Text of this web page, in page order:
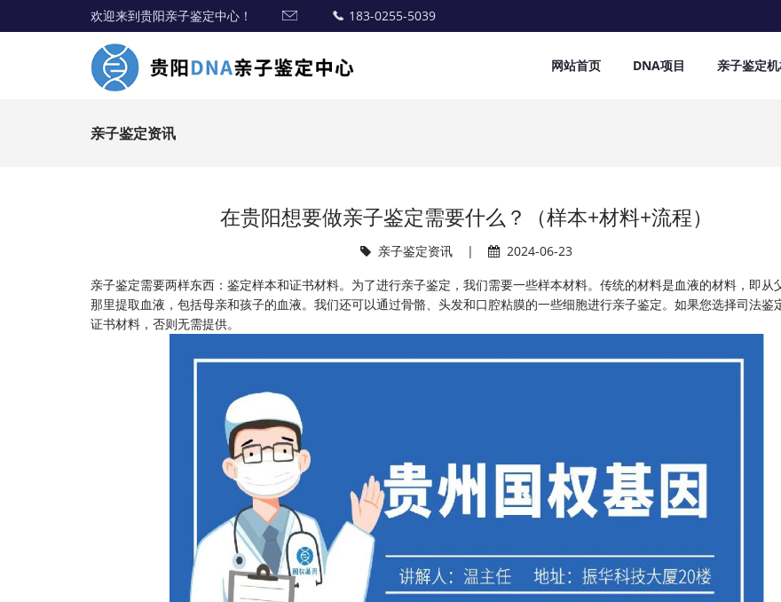
欢迎来到贵阳亲子鉴定中心！ 183-0255-5039
网站首页 DNA项目 亲子鉴定
亲子鉴定资讯
在贵阳想要做亲子鉴定需要什么？（样本+材料+流程）
亲子鉴定资讯 |
2024-06-23
亲子鉴定需要两样东西：鉴定样本和证书材料。为了进行亲子鉴定，我们需要一些样本材料。传统的材料是血液的材料，即从
那里提取血液，包括母亲和孩子的血液。我们还可以通过骨骼、头发和口腔粘膜的一些细胞进行亲子鉴定。如果您选择司法鉴
证书材料，否则无需提供。